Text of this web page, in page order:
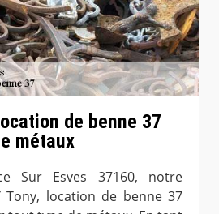
de benne 37
métaux
Sur Esves 37160, notre
Tony, location de benne 37